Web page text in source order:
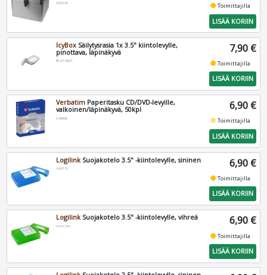
UA0193 fiber_manual_recordToimittajilla
LISÄÄ KORIIN
IcyBox Säilytysrasia 1x 3.5" kiintolevylle,
pinottava, läpinäkyvä
IB-AC602A
7,90 €
fiber_manual_recordToimittajilla
LISÄÄ KORIIN
Verbatim Paperitasku CD/DVD-levyille,
valkoinen/läpinäkyvä, 50kpl
V49992
6,90 €
fiber_manual_recordToimittajilla
LISÄÄ KORIIN
LogilinkSuojakotelo 3.5" -kiintolevylle, sininen
UA0133 6,90 €
fiber_manual_recordToimittajilla
LISÄÄ KORIIN
LogilinkSuojakotelo 3.5" -kiintolevylle, vihreä
UA0133G 6,90 €
fiber_manual_recordToimittajilla
LISÄÄ KORIIN